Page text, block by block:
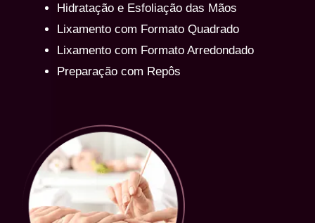
Hidratação e Esfoliação das Mãos
Lixamento com Formato Quadrado
Lixamento com Formato Arredondado
Preparação com Repôs